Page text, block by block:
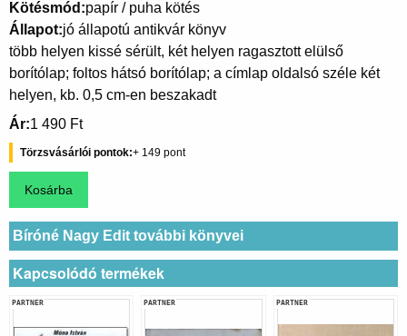
Kötésmód papír / puha kötés
Állapot jó állapotú antikvár könyv
több helyen kissé sérült, két helyen ragasztott elülső
borítólap; foltos hátsó borítólap; a címlap oldalsó széle két
helyen, kb. 0,5 cm-en beszakadt
Ár 1 490 Ft
Törzsvásárlói pontok 149
Bíróné Nagy Edit további könyvei
Kapcsolódó termékek
PARTNER PARTNER PARTNER